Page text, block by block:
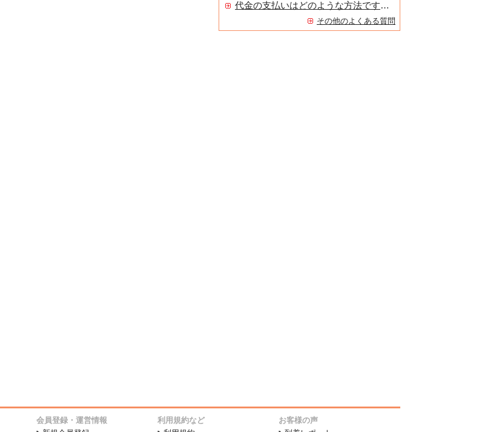
代金の支払いはどのような方法ですか？
その他のよくある質問
会員登録・運営情報
利用規約など
お客様の声